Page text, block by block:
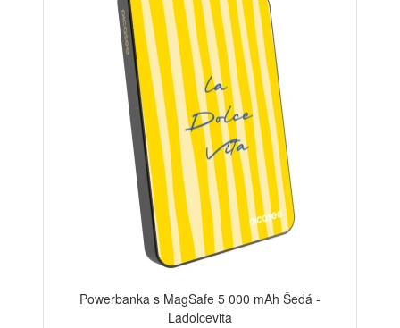
Powerbanka s MagSafe 5 000 mAh Šedá -
Ladolcevita